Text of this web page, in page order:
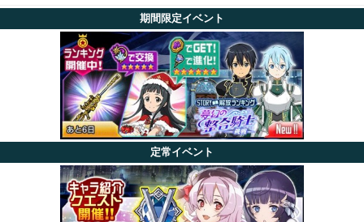
期間限定イベント
定常イベント